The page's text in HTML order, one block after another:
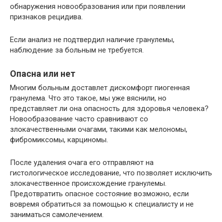
обнаружения новообразования или при появлении
признаков рецидива.
Если анализ не подтвердил наличие гранулемы,
наблюдение за больным не требуется.
Опасна или нет
Многим больным доставлет дискомфорт пиогенная
гранулема. Что это такое, мы уже вяснили, но
представляет ли она опасность для здоровья человека?
Новообразование часто сравнивают со
злокачественными очагами, такими как мелономы,
фибромиксомы, карциномы.
После удаления очага его отправляют на
гистологическое исследование, что позволяет исключить
злокачественное происхождение гранулемы.
Предотвратить опасное состояние возможно, если
вовремя обратиться за помощью к специалисту и не
заниматься самолечением.